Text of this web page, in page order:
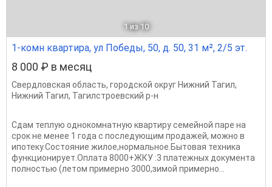
1 из 10
1-комн квартира, ул Победы, 50, д. 50, 31 м², 2/5 эт.
8 000 ₽ в месяц
Свердловская область, городской округ Нижний Тагил,
Нижний Тагил, Тагилстроевский р-н
Сдам теплую однокомнатную квартиру семейной паре на
срок не менее 1 года с последующим продажей, можно в
ипотеку.Состояние жилое,нормальное.Бытовая техника
функционирует.Оплата 8000+ЖКУ :3 платежных документа
полностью (летом примерно 3000,зимой примерно...